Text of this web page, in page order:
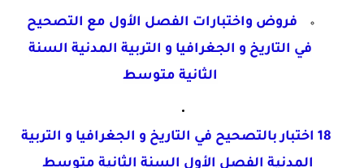
فروض واختبارات الفصل الأول مع التصحيح
في التاريخ و الجغرافيا و التربية المدنية السنة
الثانية متوسط
18 اختبار بالتصحيح في التاريخ و الجغرافيا
و التربية
المدنية الفصل الأول السنة الثانية متوسط